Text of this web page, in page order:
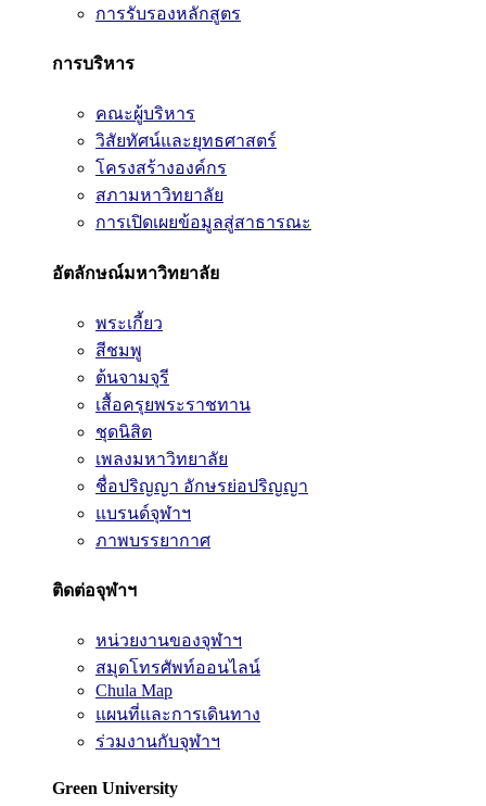
การรับรองหลักสูตร
การบริหาร
คณะผู้บริหาร
วิสัยทัศน์และยุทธศาสตร์
โครงสร้างองค์กร
สภามหาวิทยาลัย
การเปิดเผยข้อมูลสู่สาธารณะ
อัตลักษณ์มหาวิทยาลัย
พระเกี้ยว
สีชมพู
ต้นจามจุรี
เสื้อครุยพระราชทาน
ชุดนิสิต
เพลงมหาวิทยาลัย
ชื่อปริญญา อักษรย่อปริญญา
แบรนด์จุฬาฯ
ภาพบรรยากาศ
ติดต่อจุฬาฯ
หน่วยงานของจุฬาฯ
สมุดโทรศัพท์ออนไลน์
Chula Map
แผนที่และการเดินทาง
ร่วมงานกับจุฬาฯ
Green University